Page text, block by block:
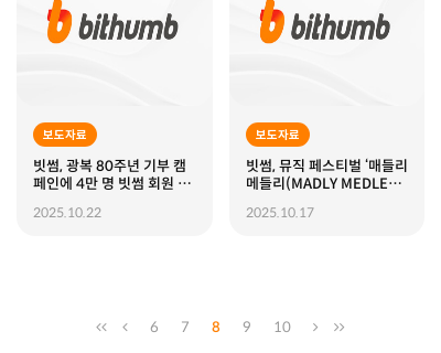
보도자료
빗썸, 광복 80주년 기부 캠
페인에 4만 명 빗썸 회원 참
2025.10.22
보도자료
빗썸, 뮤직 페스티벌 ‘매들리
메들리(MADLY MEDLEY)’
2025.10.17
6 7 8 9 10